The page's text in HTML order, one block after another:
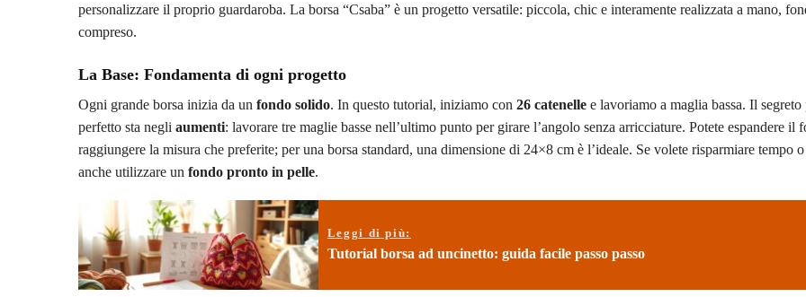
personalizzare il proprio guardaroba. La borsa “Csaba” è un progetto versatile: piccola, chic e interamente realizzata a mano,
compreso.
La Base: Fondamenta di ogni progetto
Ogni grande borsa inizia da un fondo solido. In questo tutorial, iniziamo con 26 catenelle e lavoriamo a maglia bassa. Il segreto
perfetto sta negli aumenti: lavorare tre maglie basse nell’ultimo punto per girare l’angolo senza arricciature. Potete espandere il
raggiungere la misura che preferite; per una borsa standard, una dimensione di 24×8 cm è l’ideale. Se volete risparmiare tempo
anche utilizzare un fondo pronto in pelle.
Leggi di più:
Tutorial borsa ad uncinetto: guida facile passo passo